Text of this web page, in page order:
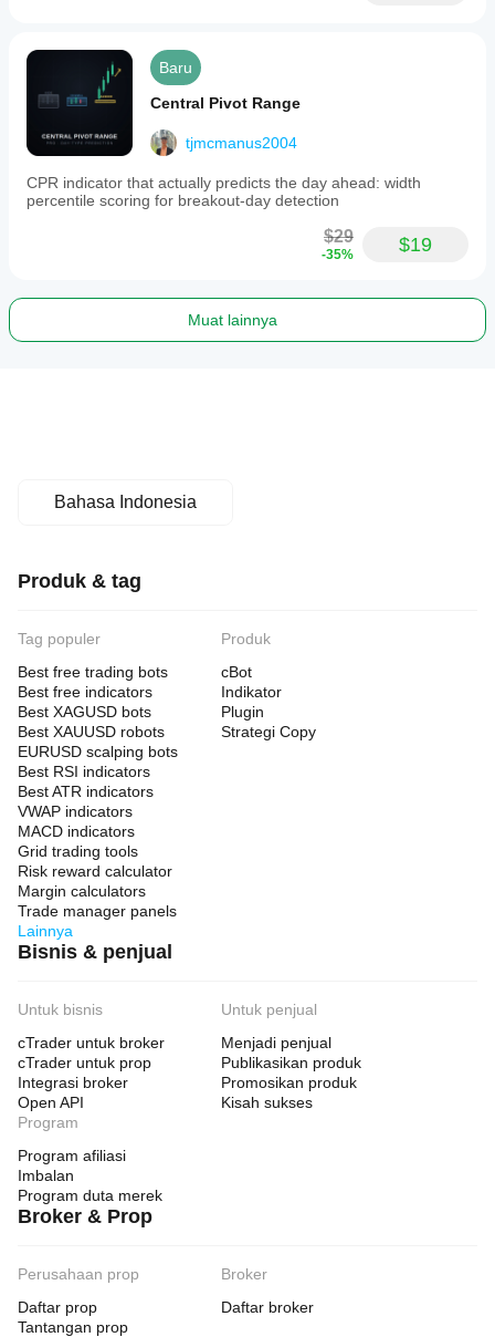
Baru
Central Pivot Range
tjmcmanus2004
CPR indicator that actually predicts the day ahead: width
percentile scoring for breakout-day detection
$29
-35% $19
Muat lainnya
Bahasa Indonesia
Produk & tag
Tag populer
Best free trading bots
Best free indicators
Best XAGUSD bots
Best XAUUSD robots
EURUSD scalping bots
Best RSI indicators
Best ATR indicators
VWAP indicators
MACD indicators
Grid trading tools
Risk reward calculator
Margin calculators
Trade manager panels
Lainnya
Produk
cBot
Indikator
Plugin
Strategi Copy
Bisnis & penjual
Untuk bisnis
cTrader untuk broker
cTrader untuk prop
Integrasi broker
Open API
Untuk penjual
Menjadi penjual
Publikasikan produk
Promosikan produk
Kisah sukses
Program
Program afiliasi
Imbalan
Program duta merek
Broker & Prop
Perusahaan prop
Daftar prop
Tantangan prop
Broker
Daftar broker